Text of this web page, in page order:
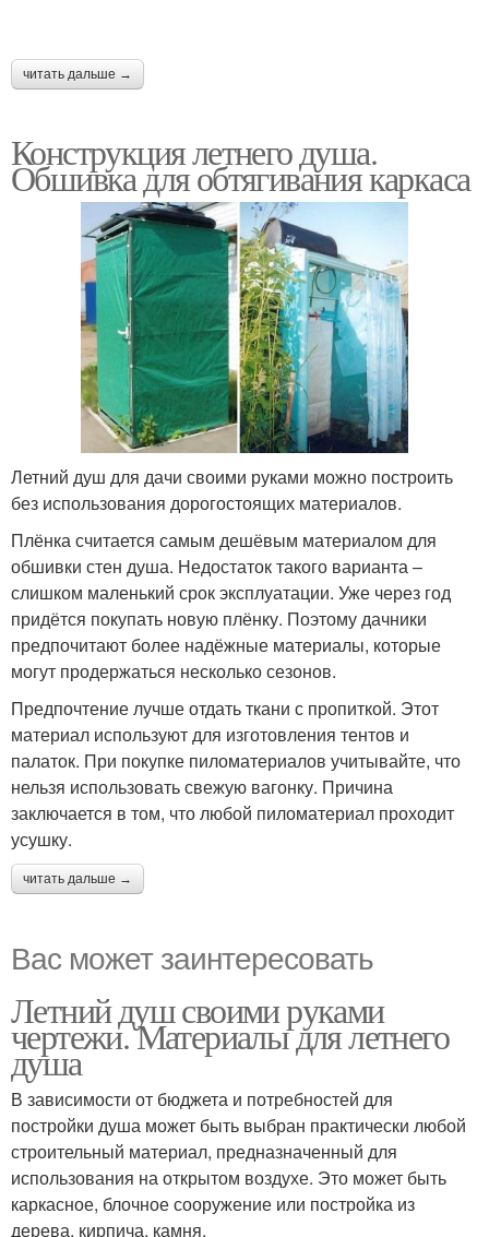
читать дальше →
Конструкция летнего душа.
Обшивка для обтягивания каркаса
Летний душ для дачи своими руками можно построить
без использования дорогостоящих материалов.
Плёнка считается самым дешёвым материалом для
обшивки стен душа. Недостаток такого варианта –
слишком маленький срок эксплуатации. Уже через год
придётся покупать новую плёнку. Поэтому дачники
предпочитают более надёжные материалы, которые
могут продержаться несколько сезонов.
Предпочтение лучше отдать ткани с пропиткой. Этот
материал используют для изготовления тентов и
палаток. При покупке пиломатериалов учитывайте, что
нельзя использовать свежую вагонку. Причина
заключается в том, что любой пиломатериал проходит
усушку.
читать дальше →
Вас может заинтересовать
Летний душ своими руками
чертежи. Материалы для летнего
душа
В зависимости от бюджета и потребностей для
постройки душа может быть выбран практически любой
строительный материал, предназначенный для
использования на открытом воздухе. Это может быть
каркасное, блочное сооружение или постройка из
дерева, кирпича, камня.